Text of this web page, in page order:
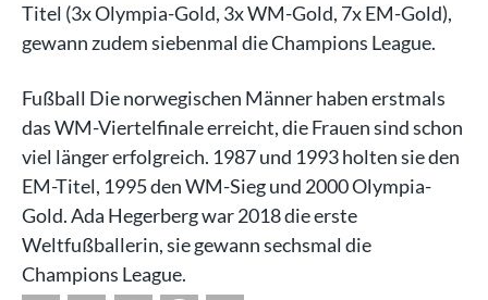
Titel (3x Olympia-Gold, 3x WM-Gold, 7x EM-Gold),
gewann zudem siebenmal die Champions League.
Fußball Die norwegischen Männer haben erstmals
das WM-Viertelfinale erreicht, die Frauen sind schon
viel länger erfolgreich. 1987 und 1993 holten sie den
EM-Titel, 1995 den WM-Sieg und 2000 Olympia-
Gold. Ada Hegerberg war 2018 die erste
Weltfußballerin, sie gewann sechsmal die
Champions League.